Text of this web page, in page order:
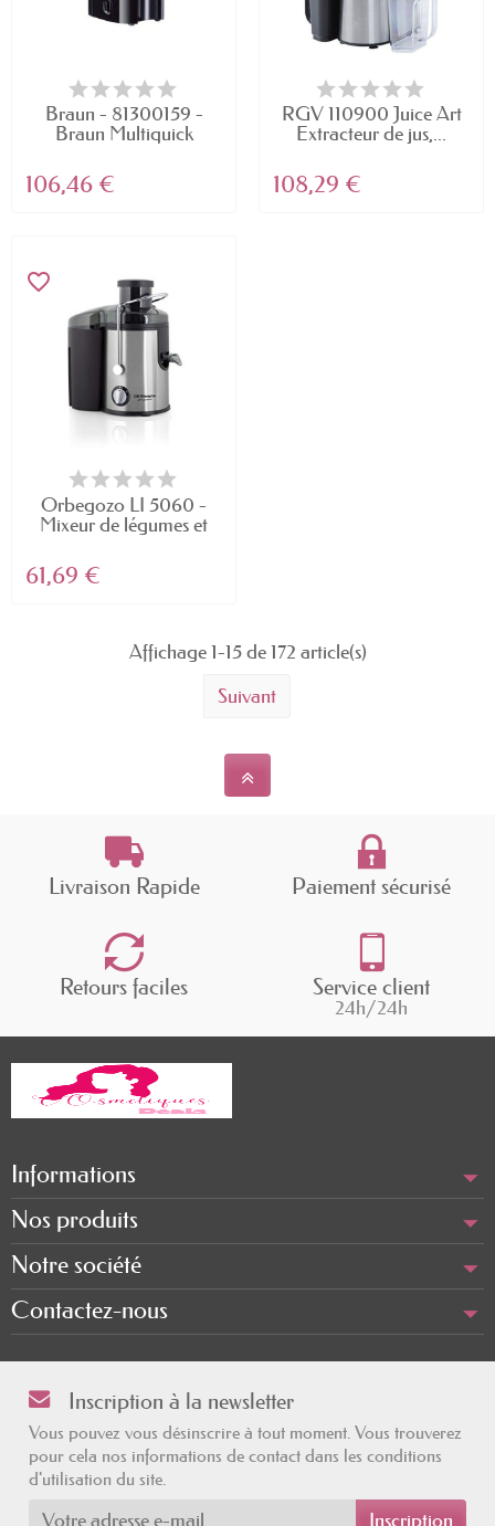
Braun - 81300159 -
Braun Multiquick
106,46 €
RGV 110900 Juice Art
Extracteur de jus,...
108,29 €
favorite_border
Orbegozo LI 5060 -
Mixeur de légumes et
61,69 €
Affichage 1-15 de 172 article(s)
Suivant
Livraison Rapide Paiement sécurisé
Retours faciles Service client
24h/24h
Informations
Nos produits
Notre société
Contactez-nous
Inscription à la newsletter
Vous pouvez vous désinscrire à tout moment. Vous trouverez
pour cela nos informations de contact dans les conditions
d'utilisation du site.